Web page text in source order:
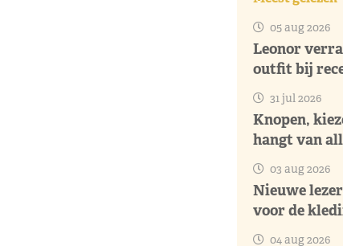
05 aug 2026
Leonor
outfit bij
31 jul 2026
Knopen,
hangt van
03 aug 2026
Nieuwe
voor de
04 aug 2026